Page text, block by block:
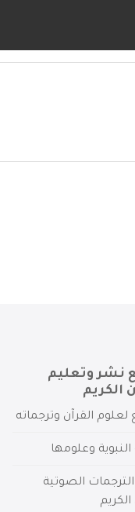
نشر وتعليم
الكريم
لعلوم القرآن وترجماته
وعلومها
الصوتية
الكريم